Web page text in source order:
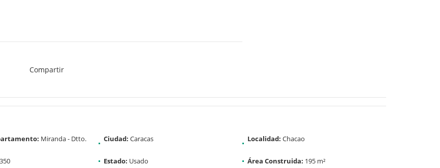
Compartir
Miranda - Dtto.
Ciudad: Caracas Localidad: Chacao
Estado: Usado Área Construida: 195 m²